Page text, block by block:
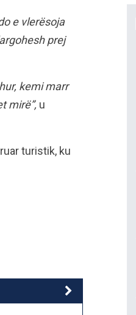
e vlerësoja
prej
kemi marr
mirë”, u
turistik, ku